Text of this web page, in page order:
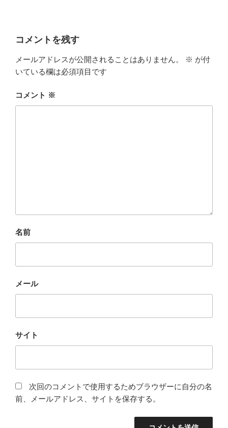
コメントを残す
メールアドレスが公開されることはありません。 ※ が付
いている欄は必須項目です
コメント ※
名前
メール
サイト
次回のコメントで使用するためブラウザーに自分の名
前、メールアドレス、サイトを保存する。